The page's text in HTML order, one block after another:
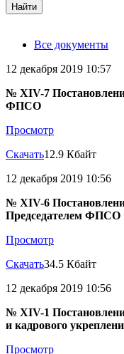
Найти
Все документы
12 декабря 2019 10:57
№ XIV-7
ФПСО
Просмотр
Скачать12.9 Кбайт
12 декабря 2019 10:56
№ XIV-6
Председателем ФПСО
Просмотр
Скачать34.5 Кбайт
12 декабря 2019 10:56
№ XIV-1
и кадрового
Просмотр